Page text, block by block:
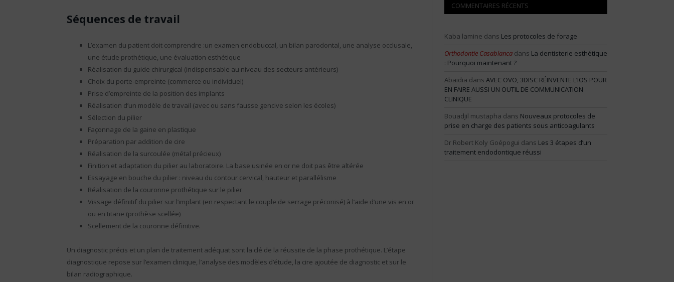
Séquences de travail
L’examen du patient doit comprendre :un examen endobuccal, un bilan parodontal, une analyse occlusale,
une étude prothétique, une évaluation esthétique
Réalisation du guide chirurgical (indispensable au niveau des secteurs antérieurs)
Choix du porte-empreinte (commerce ou individuel)
Prise d’empreinte de la position des implants
Réalisation d’un modèle de travail (avec ou sans fausse gencive selon les écoles)
Sélection du pilier
Façonnage de la gaine en plastique
Préparation par addition de cire
Réalisation de la surcoulée (métal précieux)
Finition et adaptation du pilier au laboratoire. La base usinée en or ne doit pas être altérée
Essayage en bouche du pilier : niveau du contour cervical, hauteur et parallélisme
Réalisation de la couronne prothétique sur le pilier
Vissage définitif du pilier sur l’implant (en respectant le couple de serrage préconisé) à l’aide d’une vis en or
ou en titane (prothèse scellée)
Scellement de la couronne définitive.
Un diagnostic précis et un plan de traitement adéquat sont la clé de la réussite de la phase prothétique. L’étape
diagnostique repose sur l’examen clinique, l’analyse des modèles d’étude, la cire ajoutée de diagnostic et sur le
bilan radiographique.
COMMENTAIRES RÉCENTS
Kaba lamine dans Les protocoles de forage
Orthodontie Casablanca dans La dentisterie esthétique
: Pourquoi maintenant ?
Abaidia dans AVEC OVO, 3DISC RÉINVENTE L’IOS POUR
EN FAIRE AUSSI UN OUTIL DE COMMUNICATION
CLINIQUE
Bouadjil mustapha dans Nouveaux protocoles de
prise en charge des patients sous anticoagulants
Dr Robert Koly Goépogui dans Les 3 étapes d’un
traitement endodontique réussi